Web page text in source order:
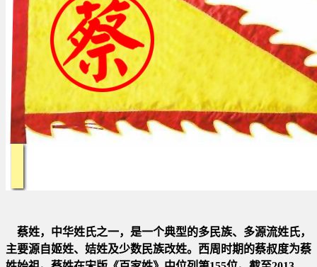
蔡姓，中华姓氏之一，是一个典型的多民族、多源流姓氏，
主要源自姬姓、姞姓及少数民族改姓。西周时期的蔡叔度为蔡